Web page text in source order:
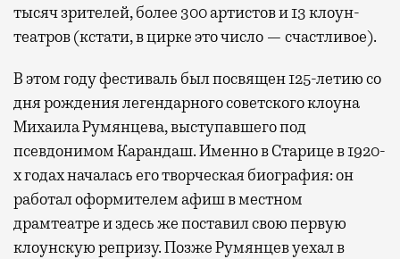
тысяч зрителей, более 300 артистов и 13 клоун-
театров (кстати, в цирке это число — счастливое).
В этом году фестиваль был посвящен 125-летию со
дня рождения легендарного советского клоуна
Михаила Румянцева, выступавшего под
псевдонимом Карандаш. Именно в Старице в 1920-
х годах началась его творческая биография: он
работал оформителем афиш в местном
драмтеатре и здесь же поставил свою первую
клоунскую репризу. Позже Румянцев уехал в